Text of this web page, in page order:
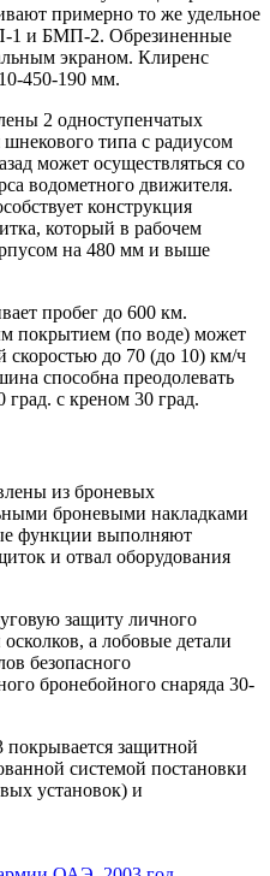
примерно то же удельное
1 и БМП-2. Обрезиненные
экраном. Клиренс
450-190 мм.
2 одноступенчатых
типа с радиусом
может осуществляться со
водометного движителя.
конструкция
который в рабочем
на 480 мм и выше
пробег до 600 км.
покрытием (по воде) может
скоростью до 70 (до 10) км/ч
способна преодолевать
с креном 30 град.
из броневых
броневыми накладками
функции выполняют
и отвал оборудования
защиту личного
а лобовые детали
безопасного
бронебойного снаряда 30-
защитной
системой постановки
установок) и